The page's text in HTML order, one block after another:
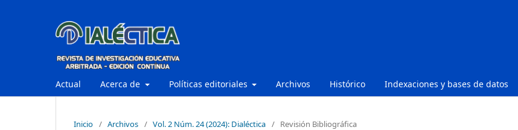
Actual Acerca de Políticas editoriales Archivos Histórico Indexaciones y bases de datos
Inicio / Archivos / Vol. 2 Núm. 24 (2024): Dialéctica / Revisión Bibliográfica